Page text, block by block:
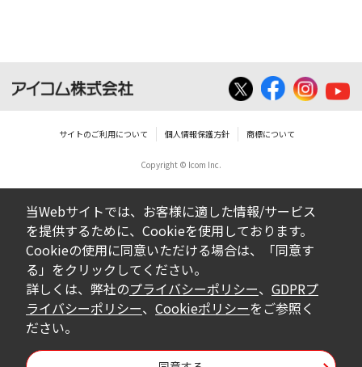
サイトのご利用について 個人情報保護方針 商標について
Copyright © Icom Inc.
当Webサイトでは、お客様に適した情報/サービス
を提供するために、Cookieを使用しております。
Cookieの使用に同意いただける場合は、「同意す
る」をクリックしてください。
詳しくは、弊社のプライバシーポリシー、 GDPRプ
ライバシーポリシー、 Cookieポリシーをご参照く
ださい。